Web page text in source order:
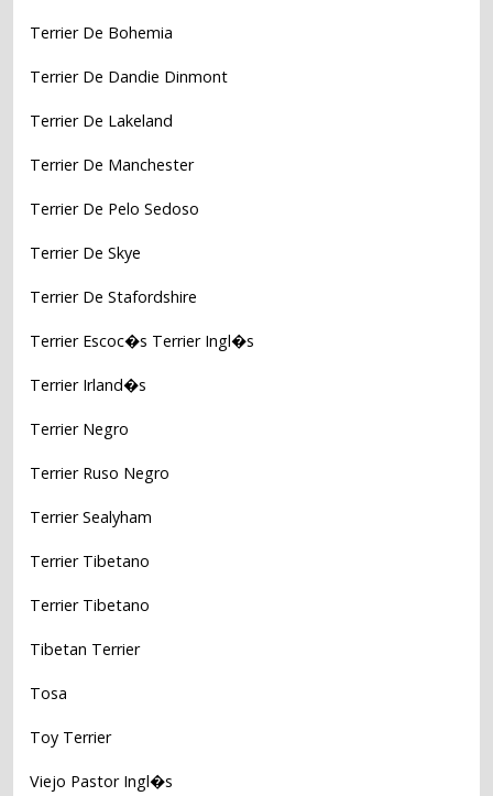
Terrier De Bohemia
Terrier De Dandie Dinmont
Terrier De Lakeland
Terrier De Manchester
Terrier De Pelo Sedoso
Terrier De Skye
Terrier De Stafordshire
Terrier Escoc�s Terrier Ingl�s
Terrier Irland�s
Terrier Negro
Terrier Ruso Negro
Terrier Sealyham
Terrier Tibetano
Terrier Tibetano
Tibetan Terrier
Tosa
Toy Terrier
Viejo Pastor Ingl�s